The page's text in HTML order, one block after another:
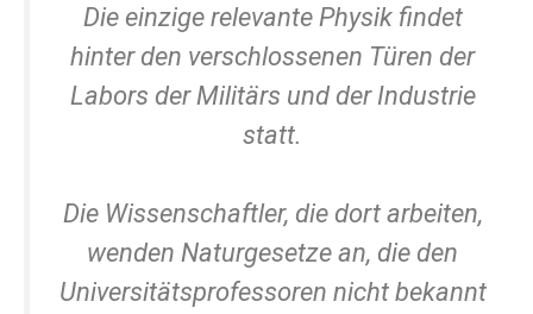
Die einzige relevante Physik findet
hinter den verschlossenen Türen der
Labors der Militärs und der Industrie
statt.
Die Wissenschaftler, die dort arbeiten,
wenden Naturgesetze an, die den
Universitätsprofessoren nicht bekannt